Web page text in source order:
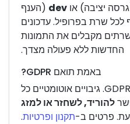
יציבה) או dev (הענף
שרת בפרופיל. עדכונים
מקבלים את התמונות
החדשות ללא פעולה מצדך.
באמת תואם GDPR?
כן. שרתים בגרמניה, תואם GDPR. גיבויים אוטומטיים כל
להוריד, לשחזר או למזג
עת. פרטים ב-תקנון ופרטיות.